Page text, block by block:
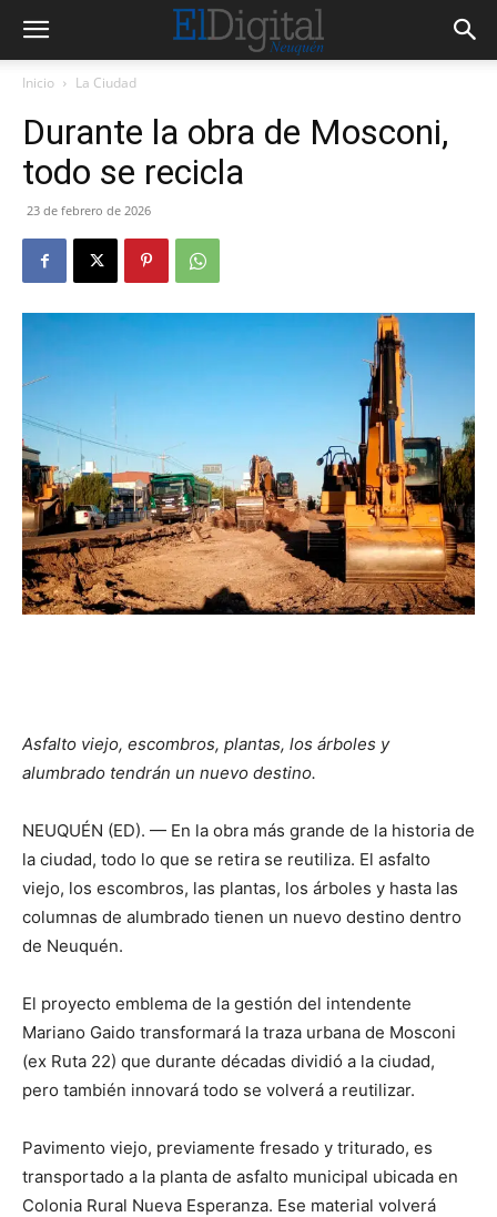
Inicio La Ciudad
Durante la obra de Mosconi,
todo se recicla
23 de febrero de 2026
Asfalto viejo, escombros, plantas, los árboles y
alumbrado tendrán un nuevo destino.
NEUQUÉN (ED). — En la obra más grande de la historia de
la ciudad, todo lo que se retira se reutiliza. El asfalto
viejo, los escombros, las plantas, los árboles y hasta las
columnas de alumbrado tienen un nuevo destino dentro
de Neuquén.
El proyecto emblema de la gestión del intendente
Mariano Gaido transformará la traza urbana de Mosconi
(ex Ruta 22) que durante décadas dividió a la ciudad,
pero también innovará todo se volverá a reutilizar.
Pavimento viejo, previamente fresado y triturado, es
transportado a la planta de asfalto municipal ubicada en
Colonia Rural Nueva Esperanza. Ese material volverá